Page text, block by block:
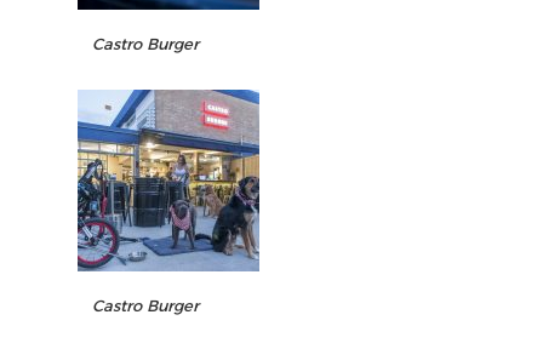
Castro Burger
Castro Burger